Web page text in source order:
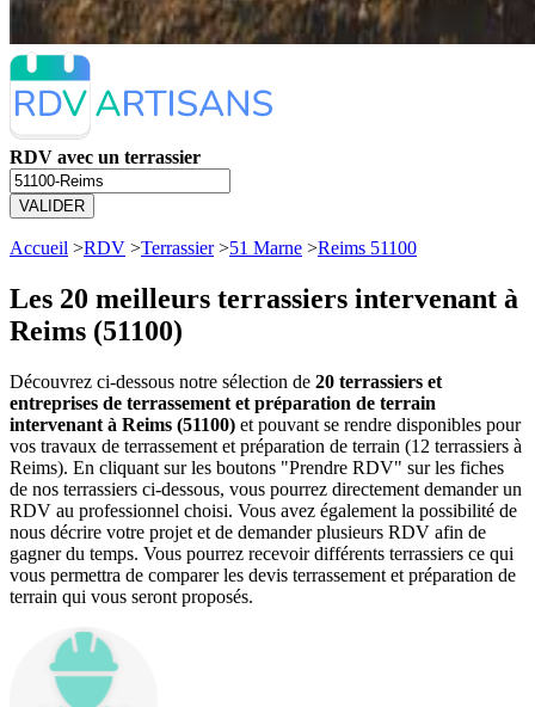
RDV avec un terrassier
VALIDER
Accueil >RDV >Terrassier>51 Marne >Reims 51100
Les 20 meilleurs terrassiers intervenant à
Reims (51100)
Découvrez ci-dessous notre sélection de 20 terrassiers et
entreprises de terrassement et préparation de terrain
intervenant à Reims (51100) et pouvant se rendre disponibles pour
vos travaux de terrassement et préparation de terrain (12 terrassiers à
Reims). En cliquant sur les boutons "Prendre RDV" sur les fiches
de nos terrassiers ci-dessous, vous pourrez directement demander un
RDV au professionnel choisi. Vous avez également la possibilité de
nous décrire votre projet et de demander plusieurs RDV afin de
gagner du temps. Vous pourrez recevoir différents terrassiers ce qui
vous permettra de comparer les devis terrassement et préparation de
terrain qui vous seront proposés.